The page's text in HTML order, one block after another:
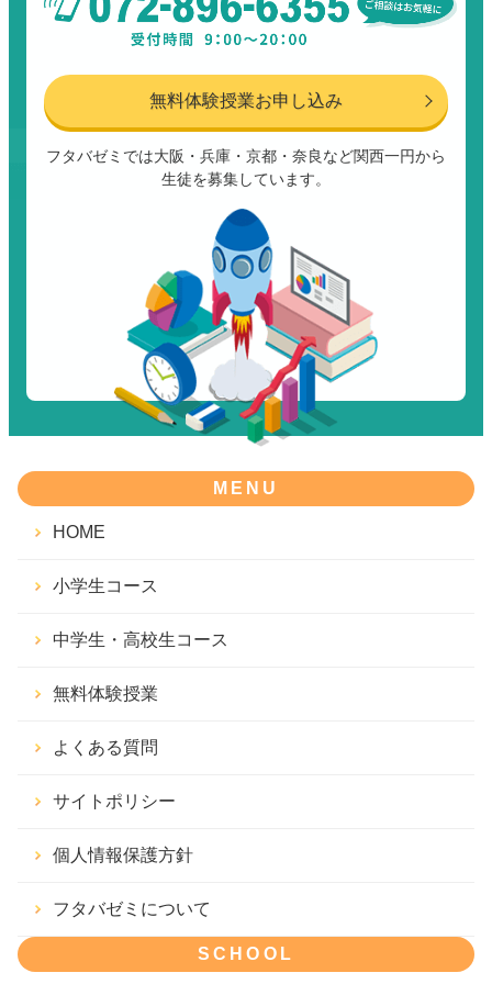
無料体験授業お申し込み
フタバゼミでは大阪・兵庫・京都・奈良など関西一円から
生徒を募集しています。
MENU
HOME
小学生コース
中学生・高校生コース
無料体験授業
よくある質問
サイトポリシー
個人情報保護方針
フタバゼミについて
SCHOOL